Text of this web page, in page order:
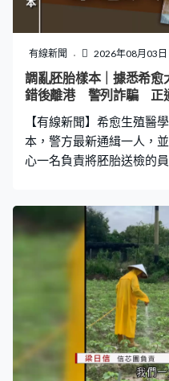
有線新聞 2026年08月03日
調亂胚胎樣本｜據悉希愈
錯後離港 警列詐騙 正
【有線新聞】希愈生殖醫
本，警方最新通緝一人，
心一名負責將胚胎送檢的
作詐騙，通緝一名在逃人
名馬來西亞籍女員工，她
中大檢驗。她7月下旬曾
離港返回馬來西亞，之後
樣本期間出錯，企圖以謊
胎無關。 人類生殖科技管
心將9個胚胎活檢組織樣
現其中8個胚胎的基因及
生署暫停大部分服務，並